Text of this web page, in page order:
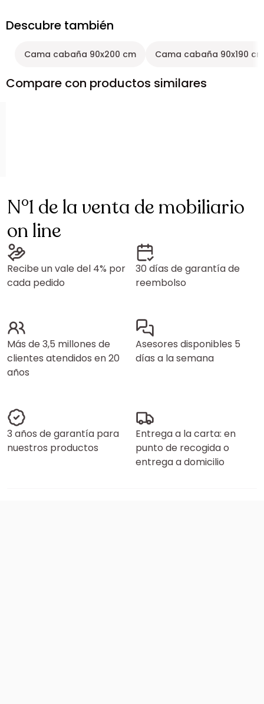
Descubre también
Cama cabaña 90x200 cm Cama cabaña 90x190 cm
Compare con productos similares
N°1 de la venta de mobiliario
on line
Recibe un vale del 4% por
cada pedido
30 días de garantía de
reembolso
Más de 3,5 millones de
clientes atendidos en 20
años
Asesores disponibles 5
días a la semana
3 años de garantía para
nuestros productos
Entrega a la carta: en
punto de recogida o
entrega a domicilio